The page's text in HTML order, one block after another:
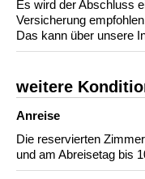
Es wird der Abschluss
Versicherung
Das kann über unsere
weitere
Anreise
Die reservierten
und am Abreisetag bis